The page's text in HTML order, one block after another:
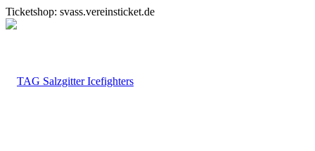
Ticketshop: svass.vereinsticket.de